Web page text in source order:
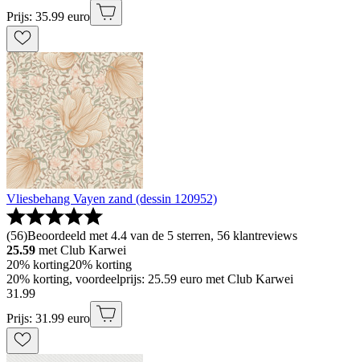
Prijs: 35.99 euro
Vliesbehang Vayen zand (dessin 120952)
(56)Beoordeeld met 4.4 van de 5 sterren, 56 klantreviews
25.59 met Club Karwei
20% korting20% korting
20% korting, voordeelprijs: 25.59 euro met Club Karwei
31.99
Prijs: 31.99 euro